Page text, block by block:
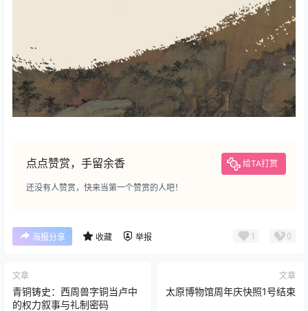
点点赞赏，手留余香 给TA打赏
还没有人赞赏，快来当第一个赞赏的人吧！
海报分享 收藏 举报 1 0
文章
青铜铸史：西周兽字铜当卢中
的权力叙事与礼制密码
文章
太原博物馆周年庆快照1号结束